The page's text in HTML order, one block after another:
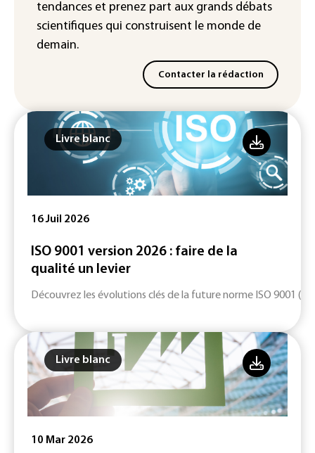
tendances et prenez part aux grands débats
scientifiques qui construisent le monde de
demain.
Contacter la rédaction
Livre blanc
16 Juil 2026
ISO 9001 version 2026 : faire de la
qualité un levier
Découvrez les évolutions clés de la future norme ISO 9001
Livre blanc
10 Mar 2026